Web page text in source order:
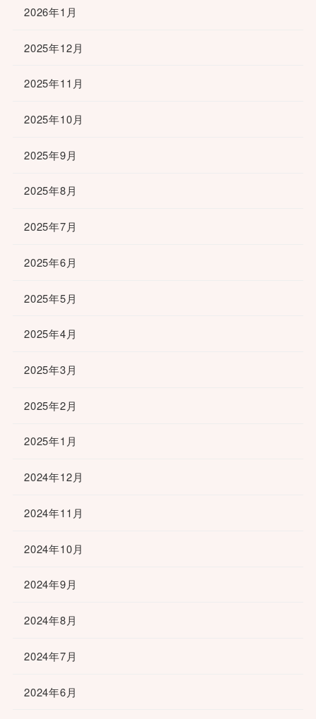
2026年1月
2025年12月
2025年11月
2025年10月
2025年9月
2025年8月
2025年7月
2025年6月
2025年5月
2025年4月
2025年3月
2025年2月
2025年1月
2024年12月
2024年11月
2024年10月
2024年9月
2024年8月
2024年7月
2024年6月